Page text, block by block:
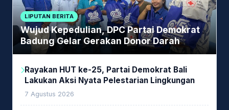
LIPUTAN BERITA
Wujud Kepedulian, DPC Partai Demokrat
Badung Gelar Gerakan Donor Darah
Rayakan HUT ke-25, Partai Demokrat Bali
Lakukan Aksi Nyata Pelestarian Lingkungan
7 Agustus 2026